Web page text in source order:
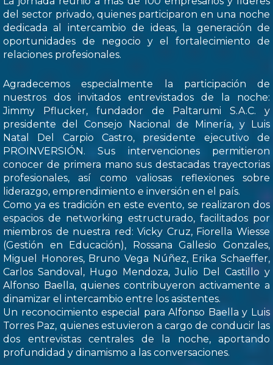
del sector privado, quienes participaron en una noche
dedicada al intercambio de ideas, la generación de
oportunidades de negocio y el fortalecimiento de
relaciones profesionales.
Agradecemos especialmente la participación de
nuestros dos invitados entrevistados de la noche:
Jimmy Pflucker, fundador de Paltarumi S.A.C. y
presidente del Consejo Nacional de Minería, y Luis
Natal Del Carpio Castro, presidente ejecutivo de
PROINVERSIÓN. Sus intervenciones permitieron
conocer de primera mano sus destacadas trayectorias
profesionales, así como valiosas reflexiones sobre
liderazgo, emprendimiento e inversión en el país.
Como ya es tradición en este evento, se realizaron dos
espacios de networking estructurado, facilitados por
miembros de nuestra red: Vicky Cruz, Fiorella Wiesse
(Gestión en Educación), Rossana Gallesio Gonzales,
Miguel Honores, Bruno Vega Núñez, Erika Schaeffer,
Carlos Sandoval, Hugo Mendoza, Julio Del Castillo y
Alfonso Baella, quienes contribuyeron activamente a
dinamizar el intercambio entre los asistentes.
Un reconocimiento especial para Alfonso Baella y Luis
Torres Paz, quienes estuvieron a cargo de conducir las
dos entrevistas centrales de la noche, aportando
profundidad y dinamismo a las conversaciones.